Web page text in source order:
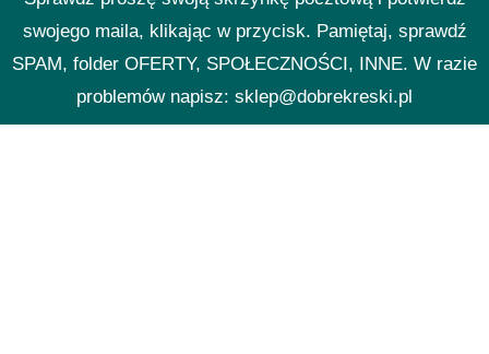
swojego maila, klikając w przycisk. Pamiętaj, sprawdź
SPAM, folder OFERTY, SPOŁECZNOŚCI, INNE. W razie
problemów napisz: sklep@dobrekreski.pl